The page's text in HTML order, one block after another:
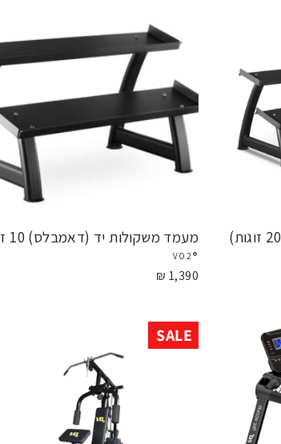
מעמד משקולות יד (דאמבלס) 10 זוגות
®VO2
1,390 ₪
SALE